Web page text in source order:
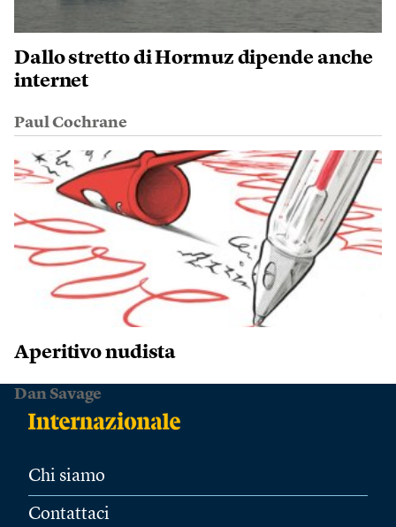
Dallo stretto di Hormuz dipende anche
internet
Paul Cochrane
Aperitivo nudista
Dan Savage
Chi siamo
Contattaci